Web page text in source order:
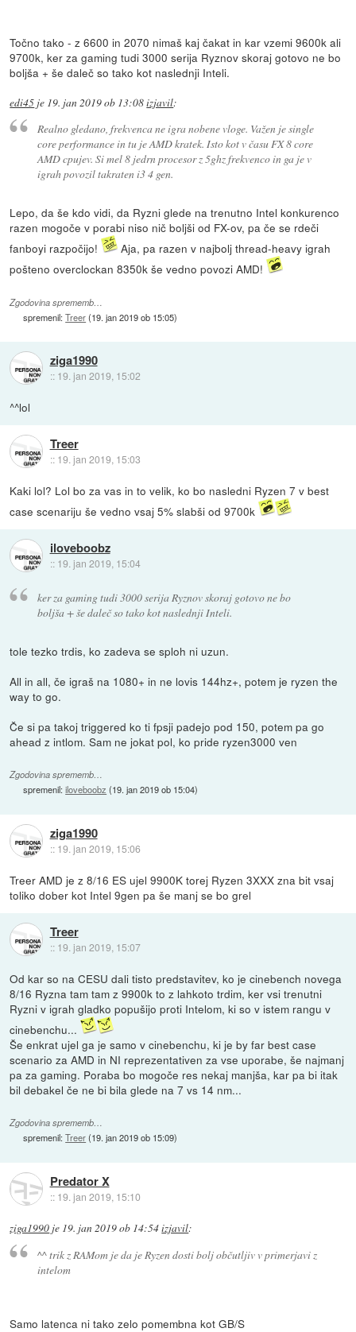
Točno tako - z 6600 in 2070 nimaš kaj čakat in kar vzemi 9600k ali
9700k, ker za gaming tudi 3000 serija Ryznov skoraj gotovo ne bo
boljša + še daleč so tako kot naslednji Inteli.
edi45 je 19. jan 2019 ob 13:08izjavil:
Realno gledano, frekvenca ne igra nobene vloge. Važen je single
core performance in tu je AMD kratek. Isto kot v času FX 8 core
AMD cpujev. Si mel 8 jedrn procesor z 5ghz frekvenco in ga je v
igrah povozil takraten i3 4 gen.
Lepo, da še kdo vidi, da Ryzni glede na trenutno Intel konkurenco
razen mogoče v porabi niso nič boljši od FX-ov, pa če se rdeči
fanboyi razpočijo!
Aja, pa razen v najbolj thread-heavy igrah
pošteno overclockan 8350k še vedno povozi AMD!
Zgodovina sprememb…
spremenil:Treer(19. jan 2019 ob 15:05)
ziga1990
:: 19. jan 2019, 15:02
^^lol
Treer
:: 19. jan 2019, 15:03
Kaki lol? Lol bo za vas in to velik, ko bo nasledni Ryzen 7 v best
case scenariju še vedno vsaj 5% slabši od 9700k
iloveboobz
:: 19. jan 2019, 15:04
ker za gaming tudi 3000 serija Ryznov skoraj gotovo ne bo
boljša + še daleč so tako kot naslednji Inteli.
tole tezko trdis, ko zadeva se sploh ni uzun.
All in all, če igraš na 1080+ in ne lovis 144hz+, potem je ryzen the
way to go.
Če si pa takoj triggered ko ti fpsji padejo pod 150, potem pa go
ahead z intlom. Sam ne jokat pol, ko pride ryzen3000 ven
Zgodovina sprememb…
spremenil:iloveboobz (19. jan 2019 ob 15:04)
ziga1990
:: 19. jan 2019, 15:06
Treer AMD je z 8/16 ES ujel 9900K torej Ryzen 3XXX zna bit vsaj
toliko dober kot Intel 9gen pa še manj se bo grel
Treer
:: 19. jan 2019, 15:07
Od kar so na CESU dali tisto predstavitev, ko je cinebench novega
8/16 Ryzna tam tam z 9900k to z lahkoto trdim, ker vsi trenutni
Ryzni v igrah gladko popušijo proti Intelom, ki so v istem rangu v
cinebenchu...
Še enkrat ujel ga je samo v cinebenchu, ki je by far best case
scenario za AMD in NI reprezentativen za vse uporabe, še najmanj
pa za gaming. Poraba bo mogoče res nekaj manjša, kar pa bi itak
bil debakel če ne bi bila glede na 7 vs 14 nm...
Zgodovina sprememb…
spremenil:Treer(19. jan 2019 ob 15:09)
Predator X
:: 19. jan 2019, 15:10
ziga1990 je 19. jan 2019 ob 14:54izjavil:
^^ trik z RAMom je da je Ryzen dosti bolj občutljiv v primerjavi z
intelom
Samo latenca ni tako zelo pomembna kot GB/S